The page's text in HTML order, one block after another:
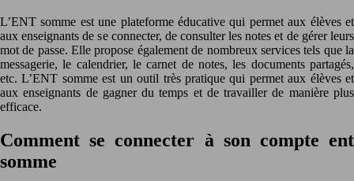
L’ENT somme est une plateforme éducative qui permet aux élèves et
aux enseignants de se connecter, de consulter les notes et de gérer leurs
mot de passe. Elle propose également de nombreux services tels que la
messagerie, le calendrier, le carnet de notes, les documents partagés,
etc. L’ENT somme est un outil très pratique qui permet aux élèves et
aux enseignants de gagner du temps et de travailler de manière plus
efficace.
Comment se connecter à son compte ent
somme